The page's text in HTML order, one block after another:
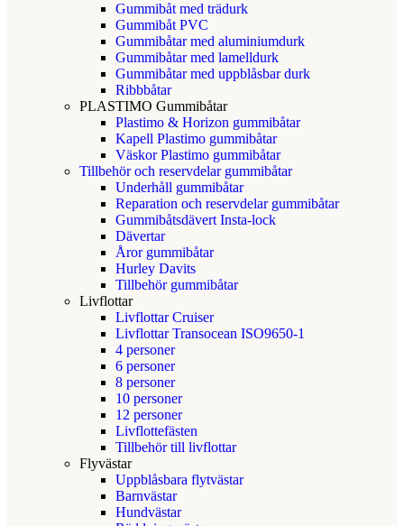
Gummibåt med trädurk
Gummibåt PVC
Gummibåtar med aluminiumdurk
Gummibåtar med lamelldurk
Gummibåtar med uppblåsbar durk
Ribbbåtar
PLASTIMO Gummibåtar
Plastimo & Horizon gummibåtar
Kapell Plastimo gummibåtar
Väskor Plastimo gummibåtar
Tillbehör och reservdelar gummibåtar
Underhåll gummibåtar
Reparation och reservdelar gummibåtar
Gummibåtsdävert Insta-lock
Dävertar
Åror gummibåtar
Hurley Davits
Tillbehör gummibåtar
Livflottar
Livflottar Cruiser
Livflottar Transocean ISO9650-1
4 personer
6 personer
8 personer
10 personer
12 personer
Livflottefästen
Tillbehör till livflottar
Flyvästar
Uppblåsbara flytvästar
Barnvästar
Hundvästar